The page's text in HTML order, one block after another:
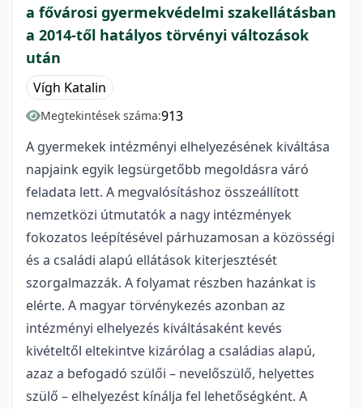
a fővárosi gyermekvédelmi szakellátásban
a 2014-től hatályos törvényi változások
után
Vígh Katalin
Megtekintések száma:913
A gyermekek intézményi elhelyezésének kiváltása
napjaink egyik legsürgetőbb megoldásra váró
feladata lett. A megvalósításhoz összeállított
nemzetközi útmutatók a nagy intézmények
fokozatos leépítésével párhuzamosan a közösségi
és a családi alapú ellátások kiterjesztését
szorgalmazzák. A folyamat részben hazánkat is
elérte. A magyar törvénykezés azonban az
intézményi elhelyezés kiváltásaként kevés
kivételtől eltekintve kizárólag a családias alapú,
azaz a befogadó szülői – nevelőszülő, helyettes
szülő – elhelyezést kínálja fel lehetőségként. A